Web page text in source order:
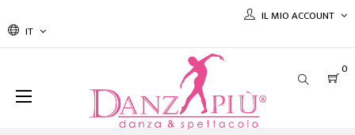
IT
IL MIO ACCOUNT
0
navigazione
Toggle
☰